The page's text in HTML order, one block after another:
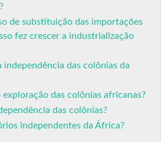
de substituição das importações
fez crescer a industrialização
independência das colônias da
das colônias africanas?
das colônias?
independentes da África?